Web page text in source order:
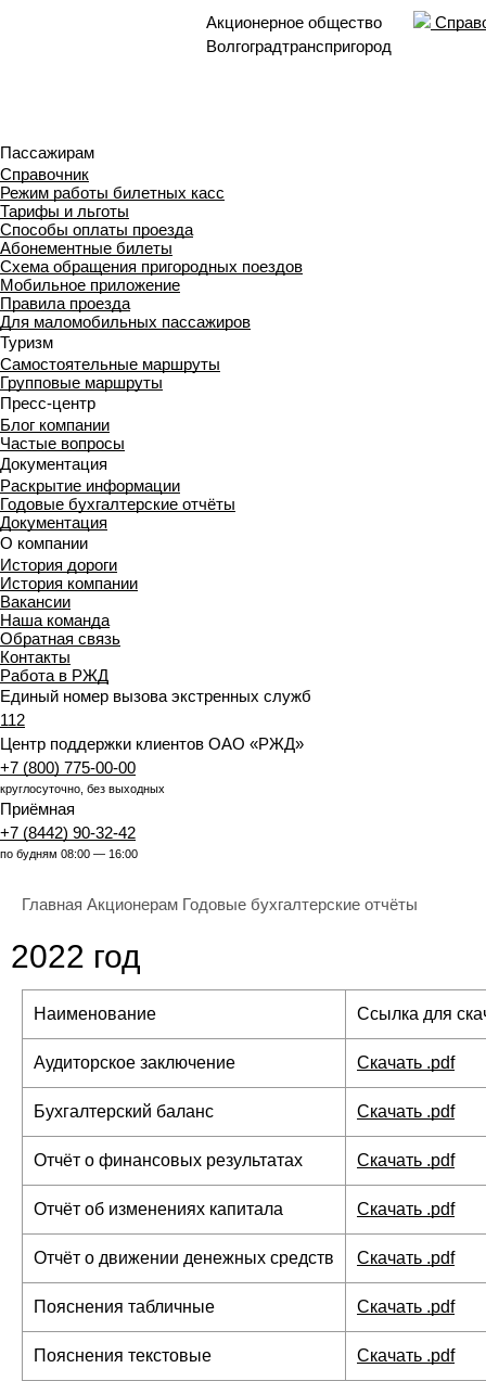
Акционерное общество
Волгоградтранспригород
Пассажирам
Справочник
Режим работы билетных касс
Тарифы и льготы
Способы оплаты проезда
Абонементные билеты
Схема обращения пригородных поездов
Мобильное приложение
Правила проезда
Для маломобильных пассажиров
Туризм
Самостоятельные маршруты
Групповые маршруты
Пресс-центр
Блог компании
Частые вопросы
Документация
Раскрытие информации
Годовые бухгалтерские отчёты
Документация
О компании
История дороги
История компании
Вакансии
Наша команда
Обратная связь
Контакты
Работа в РЖД
Единый номер вызова экстренных служб
112
Центр поддержки клиентов ОАО «РЖД»
+7 (800) 775-00-00
круглосуточно, без выходных
Приёмная
+7 (8442) 90-32-42
по будням 08:00 — 16:00
Главная Акционерам Годовые бухгалтерские отчёты
2022 год
Наименование Ссылка для
Аудиторское заключение Скачать .pdf
Бухгалтерский баланс Скачать .pdf
Отчёт о финансовых результатах Скачать .pdf
Отчёт об изменениях капитала Скачать .pdf
Отчёт о движении денежных средств Скачать .pdf
Пояснения табличные Скачать .pdf
Пояснения текстовые Скачать .pdf